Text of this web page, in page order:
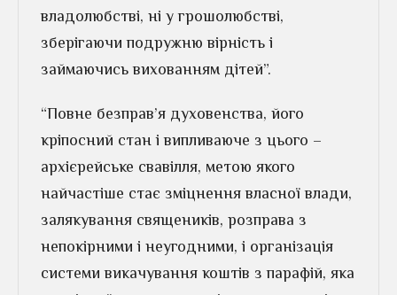
владолюбстві, ні у грошолюбстві,
зберігаючи подружню вірність і
займаючись вихованням дітей”.
“Повне безправ’я духовенства, його
кріпосний стан і випливаюче з цього –
архієрейське свавілля, метою якого
найчастіше стає зміцнення власної влади,
залякування священиків, розправа з
непокірними і неугодними, і організація
системи викачування коштів з парафій, яка